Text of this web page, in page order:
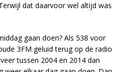
dat daarvoor wel altijd was
gaan doen? Als 538 voor
3FM geluid terug op de radio
tussen 2004 en 2014 dan